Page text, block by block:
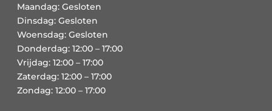
Maandag: Gesloten
Dinsdag: Gesloten
Woensdag: Gesloten
Donderdag: 12:00 – 17:00
Vrijdag: 12:00 – 17:00
Zaterdag: 12:00 – 17:00
Zondag: 12:00 – 17:00